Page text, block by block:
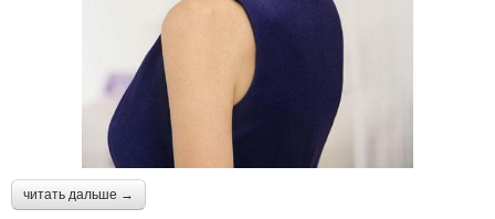
читать дальше →